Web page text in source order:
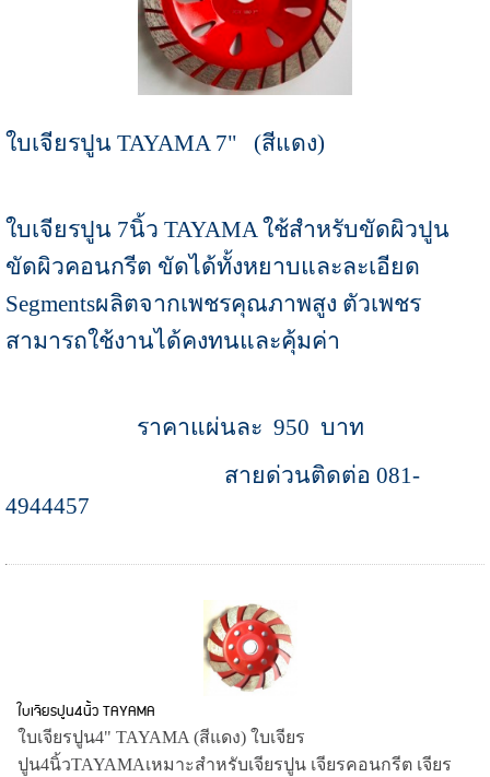
ใบเจียรปูน TAYAMA 7" (สีแดง)
ใบเจียรปูน 7นิ้ว TAYAMA ใช้สำหรับขัดผิวปูน
ขัดผิวคอนกรีต ขัดได้ทั้งหยาบและละเอียด
Segmentsผลิตจากเพชรคุณภาพสูง ตัวเพชร
สามารถใช้งานได้คงทนและคุ้มค่า
ราคาแผ่นละ 950 บาท
สายด่วนติดต่อ 081-
4944457
ใบเจียรปูน4นิ้ว TAYAMA
ใบเจียรปูน4" TAYAMA (สีแดง) ใบเจียร
ปูน4นิ้วTAYAMAเหมาะสำหรับเจียรปูน เจียรคอนกรีต เจียร